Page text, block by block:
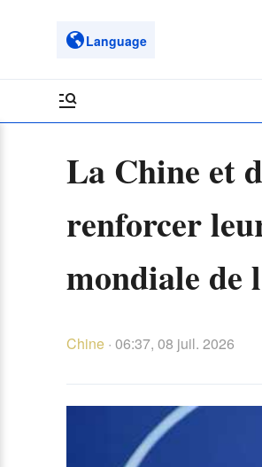
Language
La Chine et
renforcer
mondiale
Chine· 06:37, 08 juil. 2026